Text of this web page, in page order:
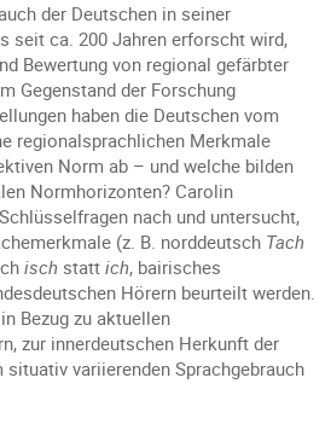
der Deutschen in seiner
seit ca. 200 Jahren erforscht wird,
Bewertung von regional gefärbter
Gegenstand der Forschung
haben die Deutschen vom
regionalsprachlichen Merkmale
Norm ab – und welche bilden
Normhorizonten? Carolin
nach und untersucht,
(z. B. norddeutsch Tach
isch statt ich, bairisches
Hörern beurteilt werden.
Bezug zu aktuellen
zur innerdeutschen Herkunft der
variierenden Sprachgebrauch